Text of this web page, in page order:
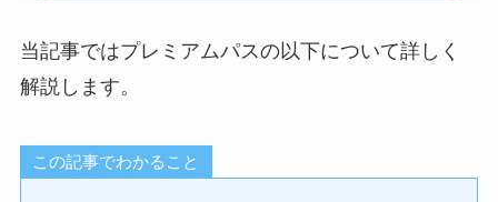
当記事ではプレミアムパスの以下について詳しく
解説します。
この記事でわかること